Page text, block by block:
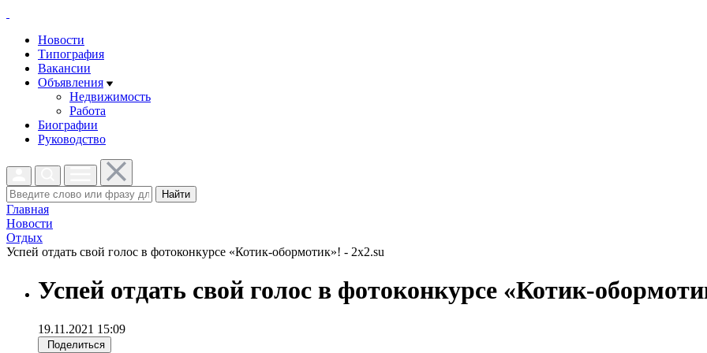
Новости
Типография
Вакансии
Объявления
Недвижимость
Работа
Биографии
Руководство
Найти
Главная
Новости
Отдых
Успей отдать свой голос в фотоконкурсе «Котик-обормотик»! - 2x2.su
Успей отдать свой голос в фотоконкурсе «Котик-
19.11.2021 15:09
Поделиться